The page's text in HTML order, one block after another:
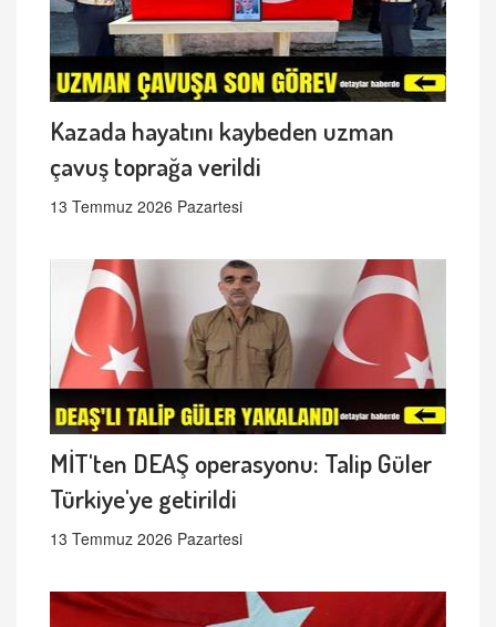
Kazada hayatını kaybeden uzman
çavuş toprağa verildi
13 Temmuz 2026 Pazartesi
MİT'ten DEAŞ operasyonu: Talip Güler
Türkiye'ye getirildi
13 Temmuz 2026 Pazartesi